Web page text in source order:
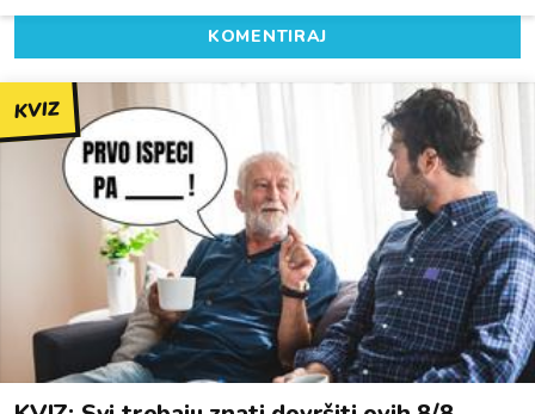
KOMENTIRAJ
KVIZ